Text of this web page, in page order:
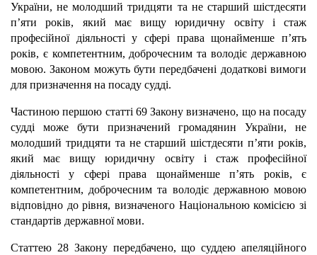
України, не молодший тридцяти та не старший шістдесяти
п’яти років, який має вищу юридичну освіту і стаж
професійної діяльності у сфері права щонайменше п’ять
років, є компетентним, доброчесним та володіє державною
мовою. Законом можуть бути передбачені додаткові вимоги
для призначення на посаду судді.
Частиною першою статті 69 Закону визначено, що на посаду
судді може бути призначений громадянин України, не
молодший тридцяти та не старший шістдесяти п’яти років,
який має вищу юридичну освіту і стаж професійної
діяльності у сфері права щонайменше п’ять років, є
компетентним, доброчесним та володіє державною мовою
відповідно до рівня, визначеного Національною комісією зі
стандартів державної мови.
Статтею 28 Закону передбачено, що суддею апеляційного